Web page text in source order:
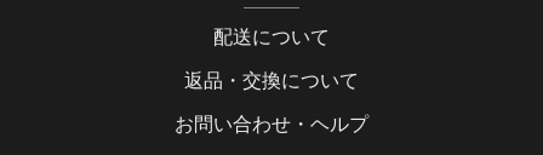
配送について
返品・交換について
お問い合わせ・ヘルプ